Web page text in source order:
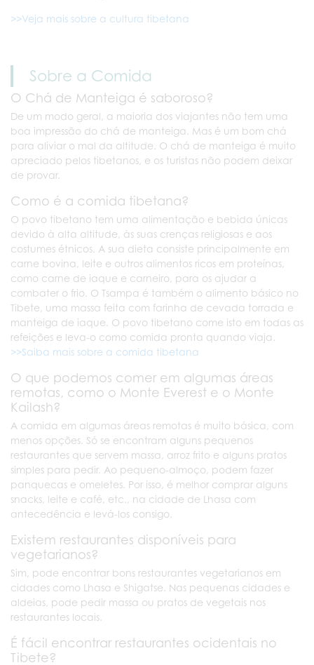
>>Veja mais sobre a cultura tibetana
Sobre a Comida
O Chá de Manteiga é saboroso?
De um modo geral, a maioria dos viajantes não tem uma
boa impressão do chá de manteiga. Mas é um bom chá
para aliviar o mal da altitude. O chá de manteiga é muito
apreciado pelos tibetanos, e os turistas não podem deixar
de provar.
Como é a comida tibetana?
O povo tibetano tem uma alimentação e bebida únicas
devido à alta altitude, às suas crenças religiosas e aos
costumes étnicos. A sua dieta consiste principalmente em
carne bovina, leite e outros alimentos ricos em proteínas,
como carne de iaque e carneiro, para os ajudar a
combater o frio. O Tsampa é também o alimento básico no
Tibete, uma massa feita com farinha de cevada torrada e
manteiga de iaque. O povo tibetano come isto em todas as
refeições e leva-o como comida pronta quando viaja.
>>Saiba mais sobre a comida tibetana
O que podemos comer em algumas áreas
remotas, como o Monte Everest e o Monte
Kailash?
A comida em algumas áreas remotas é muito básica, com
menos opções. Só se encontram alguns pequenos
restaurantes que servem massa, arroz frito e alguns pratos
simples para pedir. Ao pequeno-almoço, podem fazer
panquecas e omeletes. Por isso, é melhor comprar alguns
snacks, leite e café, etc., na cidade de Lhasa com
antecedência e levá-los consigo.
Existem restaurantes disponíveis para
vegetarianos?
Sim, pode encontrar bons restaurantes vegetarianos em
cidades como Lhasa e Shigatse. Nas pequenas cidades e
aldeias, pode pedir massa ou pratos de vegetais nos
restaurantes locais.
É fácil encontrar restaurantes ocidentais no
Tibete?